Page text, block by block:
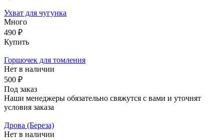
Ухват для чугунка
Много
490 ₽
Купить
Горшочек для томления
Нет в наличии
500 ₽
Под заказ
Наши менеджеры обязательно свяжутся с вами и уточнят
условия заказа
Дрова (Береза)
Нет в наличии